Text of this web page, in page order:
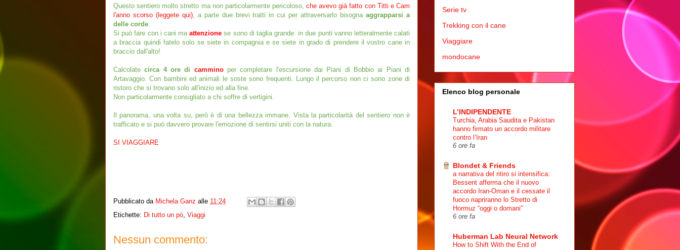
Questo sentiero molto stretto ma non particolarmente pericoloso,che avevo già fatto con Titti e Cam
l'anno scorso (leggete qui), a parte due brevi tratti in cui per attraversarlo bisognaaggrapparsi a
delle corde
Si può fare con i cani maattenzionese sono di taglia grande: in due punti vanno letteralmente calati
a braccia quindi fatelo solo se siete in compagnia e se siete in grado di prendere il vostro cane in
braccio dall'alto!
Calcolatecirca 4 ore di cammino per completare l'escursione dai Piani di Bobbio ai Piani di
Artavaggio. Con bambini ed animali le soste sono frequenti. Lungo il percorso non ci sono zone di
ristoro che si trovano solo all'inizio ed alla fine.
Non particolarmente consigliato a chi soffre di vertigini.
Il panorama, una volta su, però è di una bellezza immane. Vista la particolarità del sentiero non è
trafficato e si può davvero provare l'emozione di sentirsi uniti con la natura.
SI VIAGGIARE
Pubblicato da Michela Ganz alle 11:24
Etichette: Di tutto un pò Viaggi
Nessun commento:
Serie tv
Trekking con il cane
Viaggiare
mondocane
Elenco blog personale
L’INDIPENDENTE
Turchia, Arabia Saudita e Pakistan
hanno firmato un accordo militare
contro l’Iran
6 ore fa
Blondet & Friends
a narrativa del ritiro si intensifica:
Bessent afferma che il nuovo
accordo Iran-Oman e il cessate il
fuoco riapriranno lo Stretto di
Hormuz “oggi o domani”
6 ore fa
Huberman Lab Neural Network
How to Shift With the End of